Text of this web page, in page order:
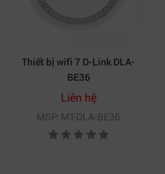
Thiết bị wifi 7 D-Link DLA-
BE36
Liên hệ
MSP: MT-DLA-BE36